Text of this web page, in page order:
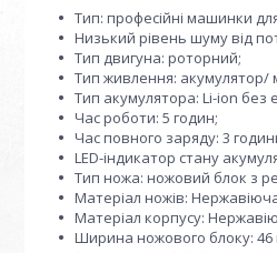
Тип: професійні машинки
Низький рівень шуму від
Тип двигуна: роторний;
Тип живлення: акумулятор/
Тип акумулятора: Li-ion без
Час роботи: 5 годин;
Час повного заряду: 3
LED-індикатор стану
Тип ножа: ножовий блок з
Матеріал ножів:
Матеріал корпусу:
Ширина ножового блоку: 46